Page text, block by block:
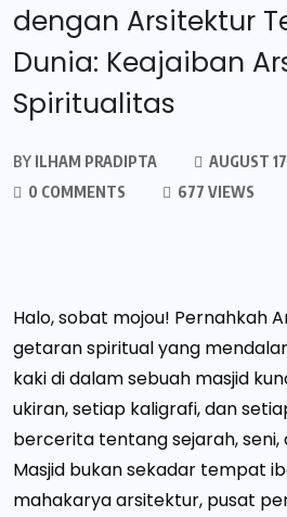
dengan Arsitektur
Dunia: Keajaiban
Spiritualitas
BY ILHAM PRADIPTA
AUGUST
0 COMMENTS
677 VIEWS
Halo, sobat mojou! Pernahkah
getaran spiritual yang
kaki di dalam sebuah masjid
ukiran, setiap kaligrafi, dan
bercerita tentang sejarah, seni,
Masjid bukan sekadar tempat
mahakarya arsitektur, pusat